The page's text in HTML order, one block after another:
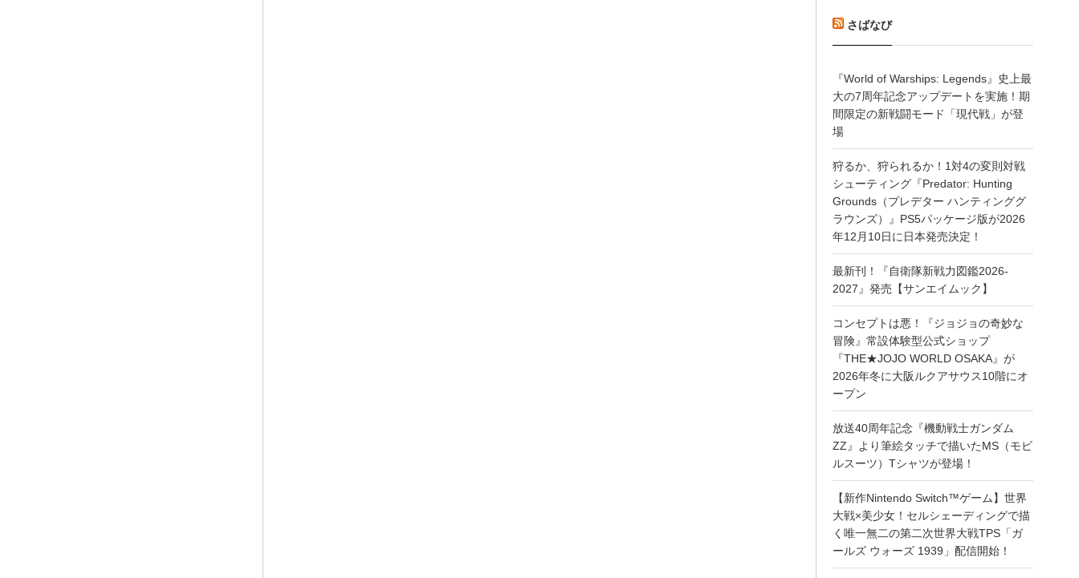
さばなび
『World of Warships: Legends』史上最
大の7周年記念アップデートを実施！期
間限定の新戦闘モード「現代戦」が登
場
狩るか、狩られるか！1対4の変則対戦
シューティング『Predator: Hunting
Grounds（プレデター ハンティンググ
ラウンズ）』PS5パッケージ版が2026
年12月10日に日本発売決定！
最新刊！『自衛隊新戦力図鑑2026-
2027』発売【サンエイムック】
コンセプトは悪！『ジョジョの奇妙な
冒険』常設体験型公式ショップ
『THE★JOJO WORLD OSAKA』が
2026年冬に大阪ルクアサウス10階にオ
ープン
放送40周年記念『機動戦士ガンダム
ZZ』より筆絵タッチで描いたMS（モビ
ルスーツ）Tシャツが登場！
【新作Nintendo Switch™ゲーム】世界
大戦×美少女！セルシェーディングで描
く唯一無二の第二次世界大戦TPS「ガ
ールズ ウォーズ 1939」配信開始！